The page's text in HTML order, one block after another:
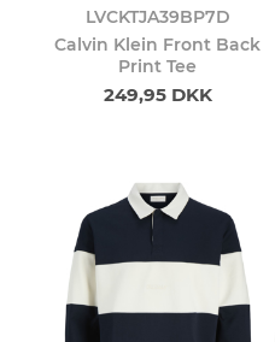
LVCKTJA39BP7D
Calvin Klein Front Back
Print Tee
249,95 DKK